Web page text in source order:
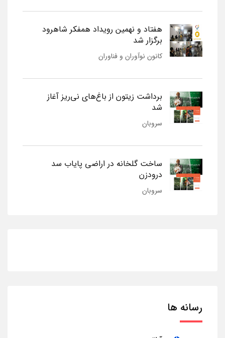
هفتاد و نهمین رویداد همفکر شاهرود
برگزار شد
کانون نوآوران و فناوران
برداشت زیتون از باغ‌های نی‌ریز آغاز
شد
سروبان
ساخت گلخانه در اراضی پایاب سد
درودزن
سروبان
رسانه ها